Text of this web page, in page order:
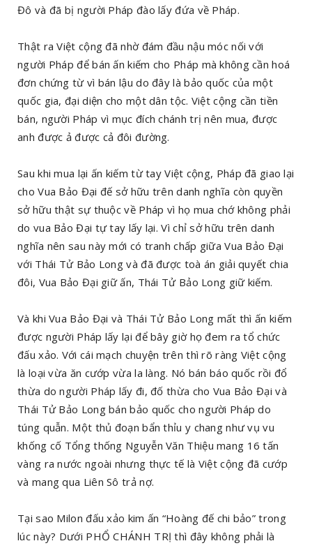
Đô và đã bị người Pháp đào lấy đứa về Pháp.
Thật ra Việt cộng đã nhờ đám đầu nậu móc nối với
người Pháp để bán ấn kiếm cho Pháp mà không cần hoá
đơn chứng từ vì bán lậu do đây là bảo quốc của một
quốc gia, đại diện cho một dân tộc. Việt cộng cần tiền
bán, người Pháp vì mục đích chánh trị nên mua, được
anh được ả được cả đôi đường.
Sau khi mua lại ấn kiếm từ tay Việt cộng, Pháp đã giao lại
cho Vua Bảo Đại đế sở hữu trên danh nghĩa còn quyền
sở hữu thật sự thuộc về Pháp vì họ mua chớ không phải
do vua Bảo Đại tự tay lấy lại. Vì chỉ sở hữu trên danh
nghĩa nên sau này mới có tranh chấp giữa Vua Bảo Đại
với Thái Tử Bảo Long và đã được toà án giải quyết chia
đôi, Vua Bảo Đại giữ ấn, Thái Tử Bảo Long giữ kiếm.
Và khi Vua Bảo Đại và Thái Tử Bảo Long mất thì ấn kiếm
được người Pháp lấy lại để bây giờ họ đem ra tổ chức
đấu xảo. Với cái mạch chuyện trên thì rõ ràng Việt cộng
là loại vừa ăn cướp vừa la làng. Nó bán báo quốc rồi đổ
thừa do người Pháp lấy đi, đố thừa cho Vua Bảo Đại và
Thái Tử Bảo Long bán bảo quốc cho người Pháp do
túng quẫn. Một thủ đoạn bẩn thỉu y chang như vụ vu
khống cố Tổng thống Nguyễn Văn Thiệu mang 16 tấn
vàng ra nước ngoài nhưng thực tế là Việt cộng đã cướp
và mang qua Liên Sô trả nợ.
Tại sao Milon đấu xảo kim ấn “Hoàng đế chi bảo” trong
lúc này? Dưới PHỔ CHÁNH TRỊ thì đây không phải là